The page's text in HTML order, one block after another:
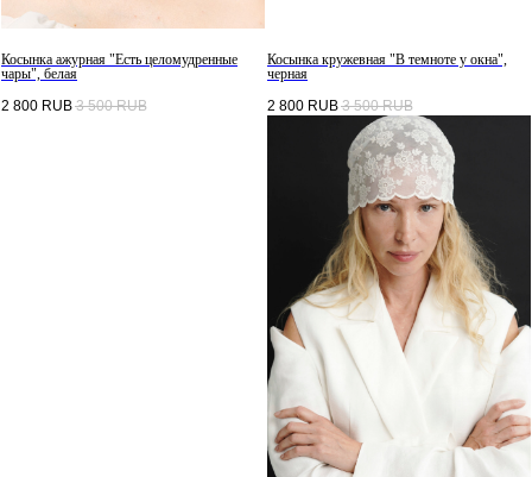
Косынка ажурная "Есть целомудренные
чары", белая
2 800 RUB 3 500 RUB
Косынка кружевная "В темноте у окна",
черная
2 800 RUB 3 500 RUB